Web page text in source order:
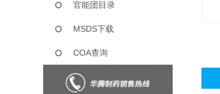
官能团目录
MSDS下载
COA查询